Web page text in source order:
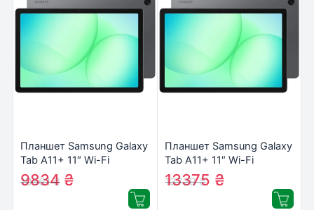
Планшет Samsung Galaxy
Tab A11+ 11″ Wi-Fi
6/128GB 2025 Gray (SM-
X230NZAREUC)
10561₴
9834 ₴
Планшет Samsung Galaxy
Tab A11+ 11″ Wi-Fi
8/256GB 2025 Gray (SM-
X230NZAPEUC)
13729₴
13375 ₴